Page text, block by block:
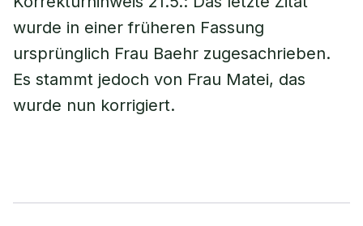
wurde in einer früheren Fassung
ursprünglich Frau Baehr zugesachrieben.
Es stammt jedoch von Frau Matei, das
wurde nun korrigiert.